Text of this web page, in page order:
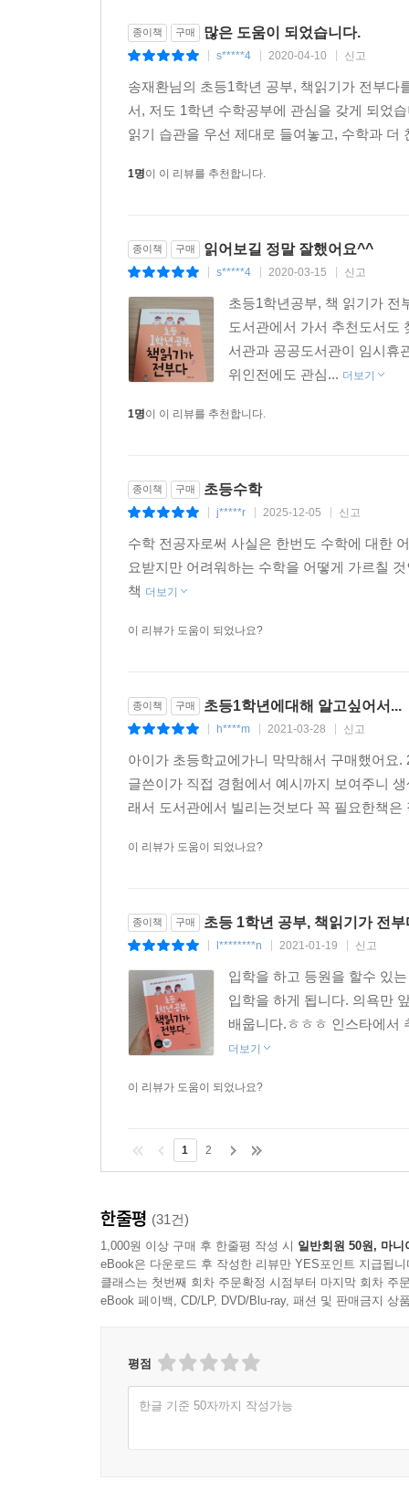
에필로그. 수학의 벽이 희망의 벽으로 변할 때까지
『초등 1학년 공부, 책읽기가 전부다』
01 자아정체성이 형성되는 시기
1학년 때 모습이 6학년 때까지 가는 아이들 |
형성되지 않은 아이들 | 하늘은 복 없는 인생을 내
02 어휘량이 폭발하는 시기
어휘력과 시험의 상관관계 | 어휘량의 빅뱅이
04 독서 습관을 만들어가는 시기
독서 습관이 아이의 인생을 바꾼다 | 1학년은 독
읽는 부모가 책 읽는 아이를 만든다
02 책만 제대로 읽어도 공부 우등생
외계어로 가득한 교과서 | 내 아이는 독서 부진아
03 1학년 공부, 책읽기로 해결하라
05 이해력을 키워주는 책읽기
06 이해심을 심어주는 책읽기
책은 또 하나의 가족이다 | 책은 부모가 할 수 없
07 좌뇌와 우뇌의 균형을 잡아주는 책읽기
08 책읽기의 대가는 상상력의 대가
3장. 책만 잘 읽혀도 1학년의 반은 성공이다
01 초등 1학년 책읽기의 원칙
책과 사랑에 빠지게 한다 | 책읽기가 재미있다는
02 부모가 노력하는 만큼 아이는 책을 읽는다
과감히 TV를 치운다 | 틈틈이 자주 읽게 한다 | 책
종이책 구매 많은 도움이 되었습니다.
s*****4 2020-04-10 신고
송재환님의 초등1학년 공부, 책읽기가 전부
서, 저도 1학년 수학공부에 관심을 갖게 되었
읽기 습관을 우선 제대로 들여놓고, 수학과
1명이 이 리뷰를 추천합니다.
종이책 구매 읽어보길 정말 잘했어요^^
s*****4 2020-03-15 신고
초등1학년공부, 책 읽기가 전
도서관에서 가서 추천도서도
서관과 공공도서관이 임시휴
위인전에도 관심... 더보기
1명이 이 리뷰를 추천합니다.
종이책 구매 초등수학
j*****r 2025-12-05 신고
수학 전공자로써 사실은 한번도 수학에 대한
요받지만 어려워하는 수학을 어떻게 가르칠
책 더보기
이 리뷰가 도움이 되었나요?
종이책 구매 초등1학년에대해 알고싶어서...
h****m 2021-03-28 신고
아이가 초등학교에가니 막막해서 구매했어요
글쓴이가 직접 경험에서 예시까지 보여주니
래서 도서관에서 빌리는것보다 꼭 필요한책
이 리뷰가 도움이 되었나요?
종이책 구매 초등 1학년 공부, 책읽기가 전부
l********n 2021-01-19 신고
입학을 하고 등원을 할수 있
입학을 하게 됩니다. 의욕만
배웁니다.ㅎㅎㅎ 인스타에서
더보기
이 리뷰가 도움이 되었나요?
1 2
한줄평 (31건)
1,000원 이상 구매 후 한줄평 작성 시 일반회원 50원, 마니
eBook은 다운로드 후 작성한 리뷰만 YES포인트 지급됩니
클래스는 첫번째 회차 주문확정 시점부터 마지막 회차 주
eBook 페이백, CD/LP, DVD/Blu-ray, 패션 및 판매금지 상
평점
한글 기준 50자까지 작성가능